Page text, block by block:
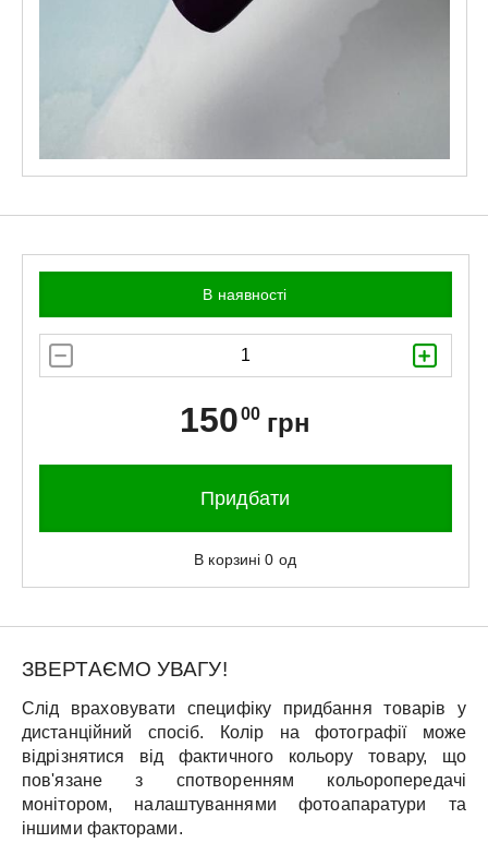
В наявності
15000 грн
Придбати
В корзині0 од
ЗВЕРТАЄМО УВАГУ!
Слід враховувати специфіку придбання товарів у
дистанційний спосіб. Колір на фотографії може
відрізнятися від фактичного кольору товару, що
пов'язане з спотворенням кольоропередачі
монітором, налаштуваннями фотоапаратури та
іншими факторами.